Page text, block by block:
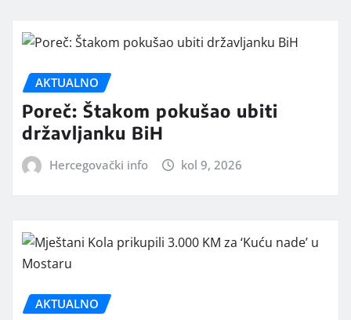
AKTUALNO
Poreč: Štakom pokušao ubiti
državljanku BiH
Hercegovački info kol 9, 2026
AKTUALNO